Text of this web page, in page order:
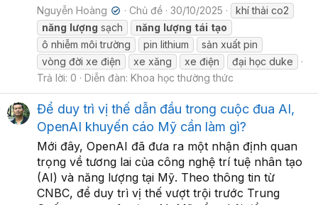
Nguyễn Hoàng ✔ Chủ đề 30/10/2025
khí thải co2
năng lượng sạch năng lượng tái tạo
ô nhiễm môi trường
pin lithium
sản xuất pin
vòng đời xe điện
xe xăng xe điện
đại học duke
Trả lời: 0
Diễn đàn: Khoa học thường thức
Để duy trì vị thế dẫn đầu trong cuộc đua AI,
OpenAI khuyến cáo Mỹ cần làm gì?
Mới đây, OpenAI đã đưa ra một nhận định quan
trọng về tương lai của công nghệ trí tuệ nhân tạo
(AI) và năng lượng tại Mỹ. Theo thông tin từ
CNBC, để duy trì vị thế vượt trội trước Trung